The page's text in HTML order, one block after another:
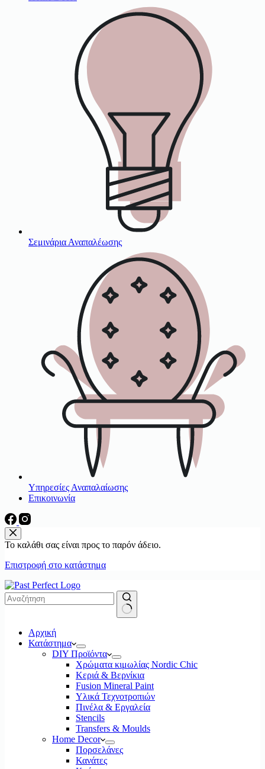
Σεμινάρια Αναπαλέωσης
Υπηρεσίες Αναπαλαίωσης
Επικοινωνία
Το καλάθι σας είναι προς το παρόν άδειο.
Επιστροφή στο κατάστημα
results
Αρχική
Κατάστημα
DIY Προϊόντα
Χρώματα κιμωλίας Nordic Chic
Κεριά & Βερνίκια
Fusion Mineral Paint
Υλικά Τεχνοτροπιών
Πινέλα & Εργαλεία
Stencils
Transfers & Moulds
Home Decor
Πορσελάνες
Κανάτες